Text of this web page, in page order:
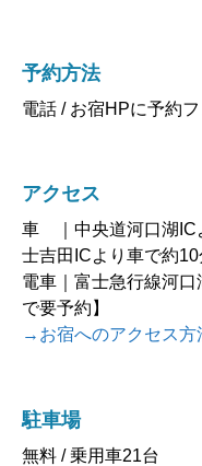
予約方法
電話 / お宿HPに予約
アクセス
車 ｜中央道河口湖IC
士吉田ICより車で約10
電車｜富士急行線河
で要予約】
→お宿へのアクセス方
駐車場
無料 / 乗用車21台